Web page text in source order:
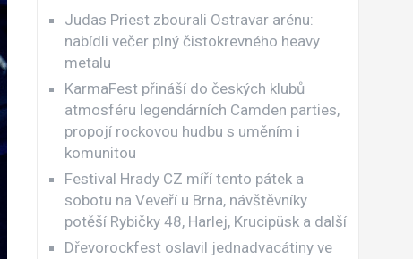
Judas Priest zbourali Ostravar arénu:
nabídli večer plný čistokrevného heavy
metalu
KarmaFest přináší do českých klubů
atmosféru legendárních Camden parties,
propojí rockovou hudbu s uměním i
komunitou
Festival Hrady CZ míří tento pátek a
sobotu na Veveří u Brna, návštěvníky
potěší Rybičky 48, Harlej, Krucipüsk a další
Dřevorockfest oslavil jednadvacátiny ve